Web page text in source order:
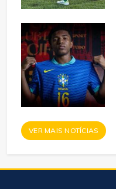
VER MAIS NOTÍCIAS